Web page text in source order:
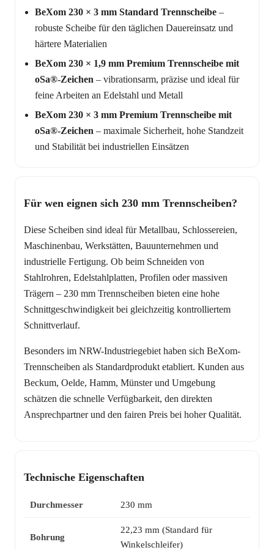
BeXom 230 × 3 mm Standard Trennscheibe –
robuste Scheibe für den täglichen Dauereinsatz und
härtere Materialien
BeXom 230 × 1,9 mm Premium Trennscheibe mit
oSa®-Zeichen – vibrationsarm, präzise und ideal für
feine Arbeiten an Edelstahl und Metall
BeXom 230 × 3 mm Premium Trennscheibe mit
oSa®-Zeichen – maximale Sicherheit, hohe Standzeit
und Stabilität bei industriellen Einsätzen
Für wen eignen sich 230 mm Trennscheiben?
Diese Scheiben sind ideal für Metallbau, Schlossereien,
Maschinenbau, Werkstätten, Bauunternehmen und
industrielle Fertigung. Ob beim Schneiden von
Stahlrohren, Edelstahlplatten, Profilen oder massiven
Trägern – 230 mm Trennscheiben bieten eine hohe
Schnittgeschwindigkeit bei gleichzeitig kontrolliertem
Schnittverlauf.
Besonders im NRW-Industriegebiet haben sich BeXom-
Trennscheiben als Standardprodukt etabliert. Kunden aus
Beckum, Oelde, Hamm, Münster und Umgebung
schätzen die schnelle Verfügbarkeit, den direkten
Ansprechpartner und den fairen Preis bei hoher Qualität.
Technische Eigenschaften
Durchmesser 230 mm
Bohrung
22,23 mm (Standard für
Winkelschleifer)